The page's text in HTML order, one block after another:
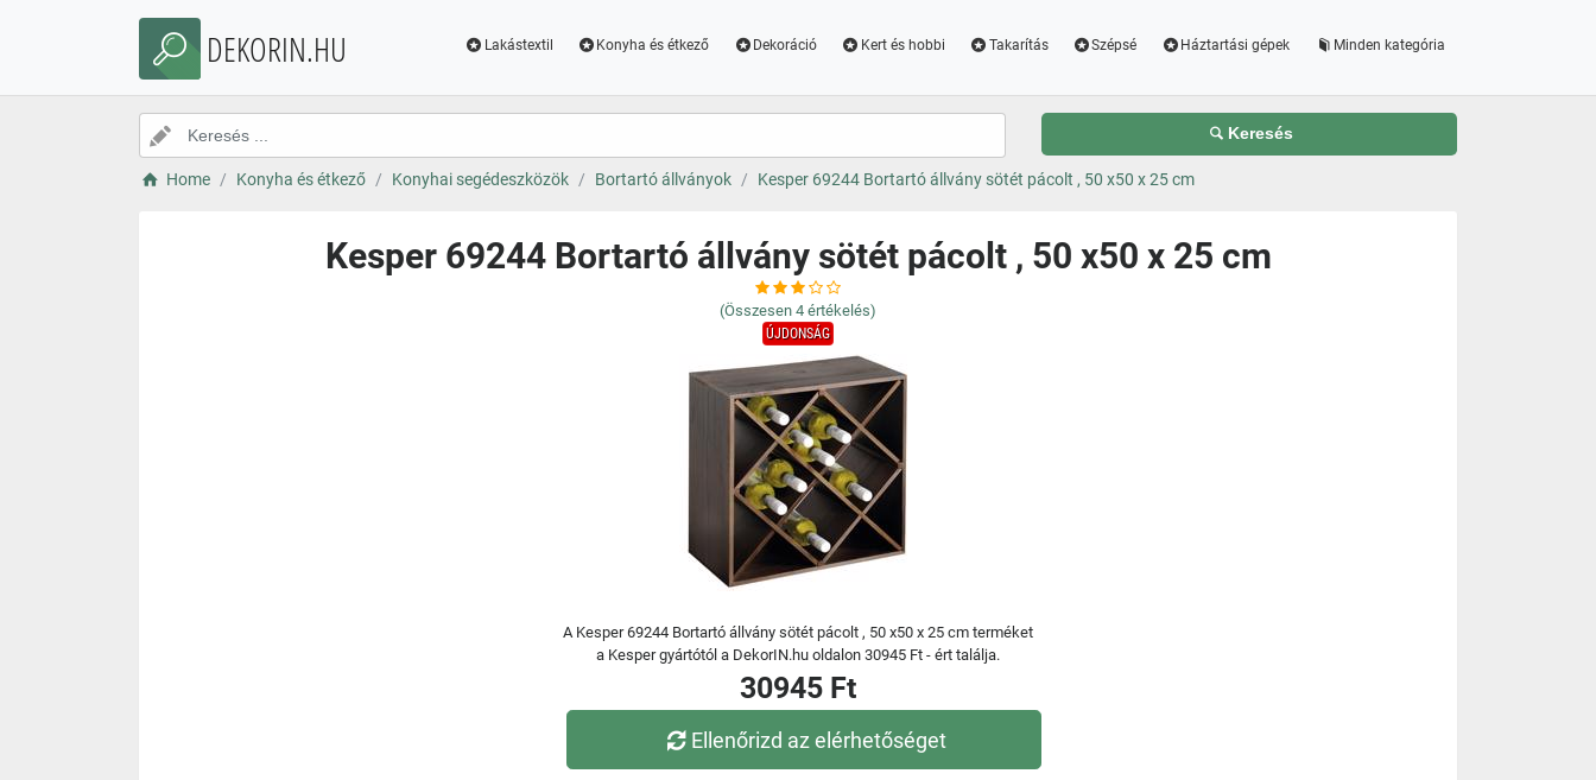
DEKORIN.HU Lakástextil Konyha és étkező Dekoráció Kert és hobbi Takarítás Szépsé Háztartási gépek Minden kategória
Keresés
Home Konyha és étkező Konyhai segédeszközök Bortartó állványok Kesper 69244 Bortartó állvány sötét pácolt , 50 x50 x 25 cm
Kesper 69244 Bortartó állvány sötét pácolt , 50 x50 x 25 cm
(Összesen 4 értékelés)
ÚJDONSÁG
A Kesper 69244 Bortartó állvány sötét pácolt , 50 x50 x 25 cm terméket
a Kesper gyártótól a DekorIN.hu oldalon 30945 Ft - ért találja.
30945 Ft
Ellenőrizd az elérhetőséget